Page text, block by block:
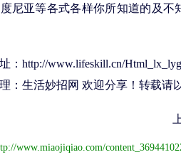
尼亚等各式各样你所知道的及
： http://www.lifeskill.cn/
： 生活妙招网 欢迎分享！转载请
www.miaojiqiao.com/